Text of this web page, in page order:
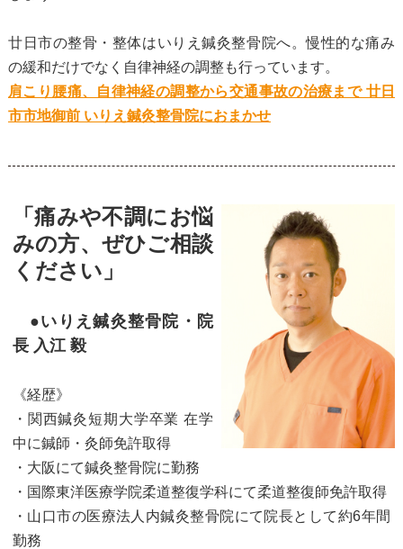
廿日市の整骨・整体はいりえ鍼灸整骨院へ。慢性的な痛み
の緩和だけでなく自律神経の調整も行っています。
肩こり腰痛、自律神経の調整から交通事故の治療まで 廿日
市市地御前 いりえ鍼灸整骨院におまかせ
「痛みや不調にお悩
みの方、ぜひご相談
ください」
●いりえ鍼灸整骨院・院
長 入江 毅
《経歴》
・関西鍼灸短期大学卒業 在学
中に鍼師・灸師免許取得
・大阪にて鍼灸整骨院に勤務
・国際東洋医療学院柔道整復学科にて柔道整復師免許取得
・山口市の医療法人内鍼灸整骨院にて院長として約6年間
勤務